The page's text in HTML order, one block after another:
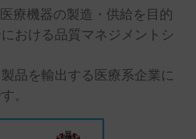
療機器の製造・供給を目的
おける品質マネジメントシ
品を輸出する医療系企業に
。